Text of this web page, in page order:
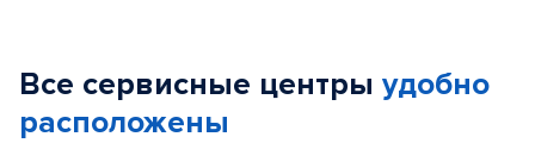
Все сервисные центры удобно
расположены